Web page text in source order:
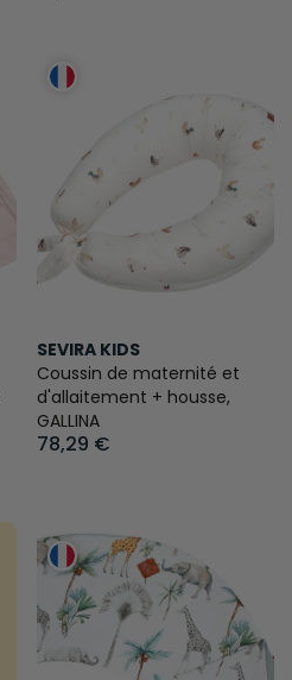
SEVIRA KIDS
Coussin de maternité et
d'allaitement + housse,
GALLINA
78,29 €